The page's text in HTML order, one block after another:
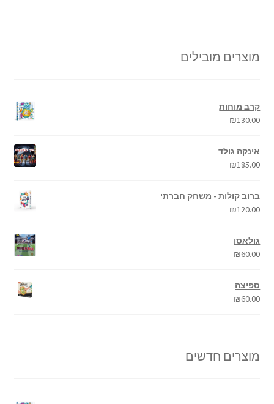
מוצרים מובילים
קרב מוחות
₪130.00
אינקה גולד
₪185.00
ברוב קולות - משחק חברתי
₪120.00
גולאסו
₪60.00
ספיצה
₪60.00
מוצרים חדשים